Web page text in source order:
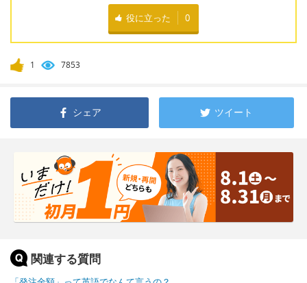
役に立った 0
1 7853
シェア ツイート
関連する質問